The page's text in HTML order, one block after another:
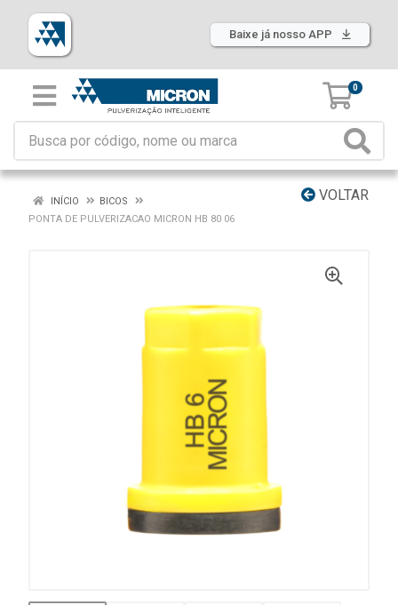
Baixe já nosso APP
0
VOLTAR
INÍCIO
BICOS
PONTA DE PULVERIZACAO MICRON HB 80 06